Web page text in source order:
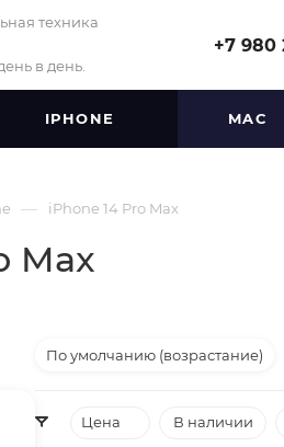
техника
в день.
+7 980
IPHONE MAC
— iPhone 14 Pro Max
Max
По умолчанию (возрастание)
Цена В наличии